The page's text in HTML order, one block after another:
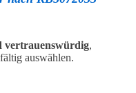
vertrauenswürdig,
auswählen.